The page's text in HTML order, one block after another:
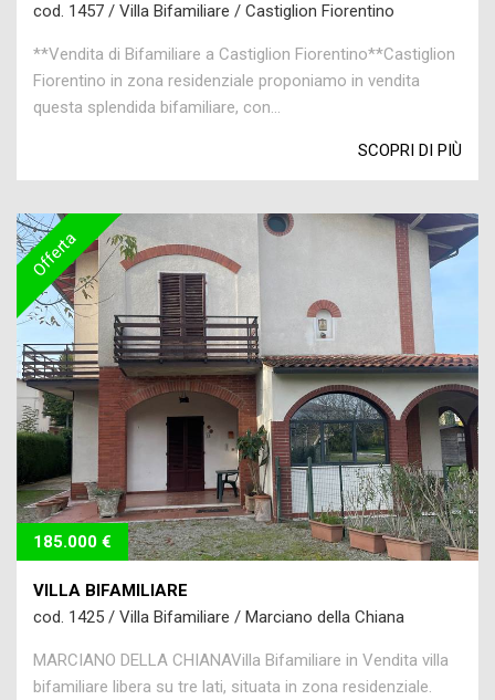
cod. 1457 / Villa Bifamiliare / Castiglion Fiorentino
**Vendita di Bifamiliare a Castiglion Fiorentino**Castiglion
Fiorentino in zona residenziale proponiamo in vendita
questa splendida bifamiliare, con...
SCOPRI DI PIÙ
Offerta
185.000 €
VILLA BIFAMILIARE
cod. 1425 / Villa Bifamiliare / Marciano della Chiana
MARCIANO DELLA CHIANAVilla Bifamiliare in Vendita villa
bifamiliare libera su tre lati, situata in zona residenziale.